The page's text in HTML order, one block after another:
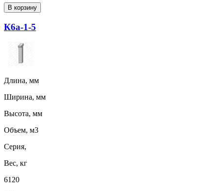
В корзину
К6а-1-5
Длина, мм
Ширина, мм
Высота, мм
Объем, м3
Серия,
Вес, кг
6120